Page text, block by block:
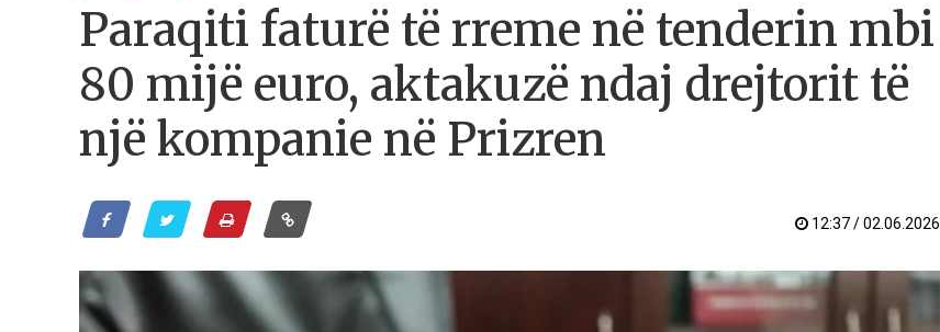
Paraqiti faturë të rreme në tenderin mbi
80 mijë euro, aktakuzë ndaj drejtorit të
një kompanie në Prizren
12:37 / 02.06.2026